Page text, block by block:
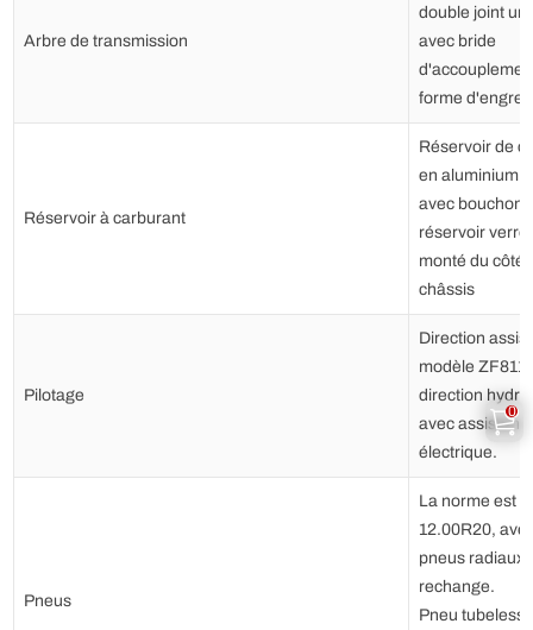
Arbre de transmission
double joint
avec bride
forme
Réservoir à carburant
Réservoir de
en aluminium
avec bouchon
réservoir
monté du côté
châssis
Pilotage
Direction
modèle
direction
avec
électrique.
Pneus
La norme est
12.00R20,
pneus radiaux
rechange.
Pneu tubeless
0